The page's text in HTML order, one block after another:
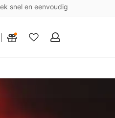
snel en eenvoudig
Mijn